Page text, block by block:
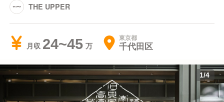
THE UPPER
月収 24~45 東京都
千代田区
1/4